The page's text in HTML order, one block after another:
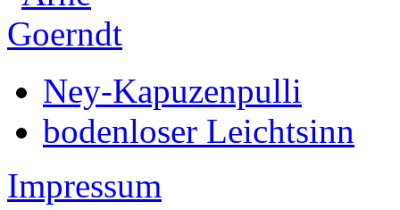
Ney-Kapuzenpulli
bodenloser Leichtsinn
Impressum